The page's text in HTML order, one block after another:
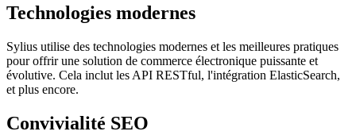
Technologies modernes
Sylius utilise des technologies modernes et les meilleures pratiques
pour offrir une solution de commerce électronique puissante et
évolutive. Cela inclut les API RESTful, l'intégration ElasticSearch,
et plus encore.
Convivialité SEO